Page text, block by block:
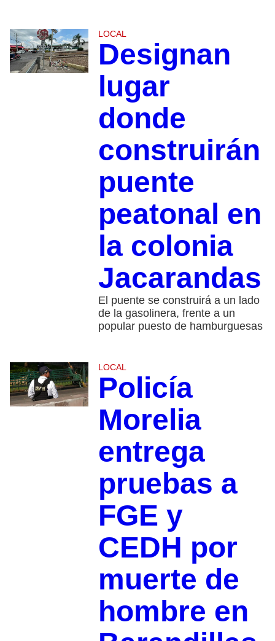
LOCAL
Designan
lugar
donde
construirán
puente
peatonal en
la colonia
Jacarandas
El puente se construirá a un lado
de la gasolinera, frente a un
popular puesto de hamburguesas
LOCAL
Policía
Morelia
entrega
pruebas a
FGE y
CEDH por
muerte de
hombre en